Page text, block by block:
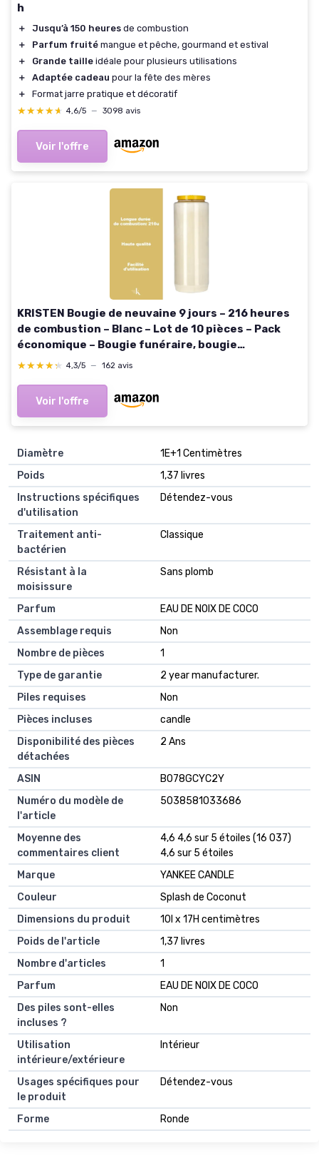
h
＋ Jusqu’à 150 heures de combustion
＋
Parfum fruité mangue et pêche, gourmand et estival
＋
Grande taille idéale pour plusieurs utilisations
＋
Adaptée cadeau pour la fête des mères
＋
Format jarre pratique et décoratif
★★★★★
★★★★★ 4,6/5 — 3098 avis
Voir l'offre
KRISTEN Bougie de neuvaine 9 jours – 216 heures
de combustion – Blanc – Lot de 10 pièces – Pack
économique – Bougie funéraire, bougie
commémorative
★★★★★
★★★★★ 4,3/5 — 162 avis
Voir l'offre
Diamètre
‎1E+1 Centimètres
Poids
‎1,37 livres
Instructions spécifiques
d'utilisation
‎Détendez-vous
Traitement anti-
bactérien
‎Classique
Résistant à la
moisissure
‎Sans plomb
Parfum
‎EAU DE NOIX DE COCO
Assemblage requis
‎Non
Nombre de pièces
‎1
Type de garantie
‎2 year manufacturer.
Piles requises
‎Non
Pièces incluses
‎candle
Disponibilité des pièces
détachées
‎2 Ans
ASIN
B078GCYC2Y
Numéro du modèle de
l'article
5038581033686
Moyenne des
commentaires client
4,6 4,6 sur 5 étoiles (16 037)
4,6 sur 5 étoiles
Marque
YANKEE CANDLE
Couleur
Splash de Coconut
Dimensions du produit
10l x 17H centimètres
Poids de l'article
1,37 livres
Nombre d'articles
1
Parfum
EAU DE NOIX DE COCO
Des piles sont-elles
incluses ?
Non
Utilisation
intérieure/extérieure
Intérieur
Usages spécifiques pour
le produit
Détendez-vous
Forme Ronde